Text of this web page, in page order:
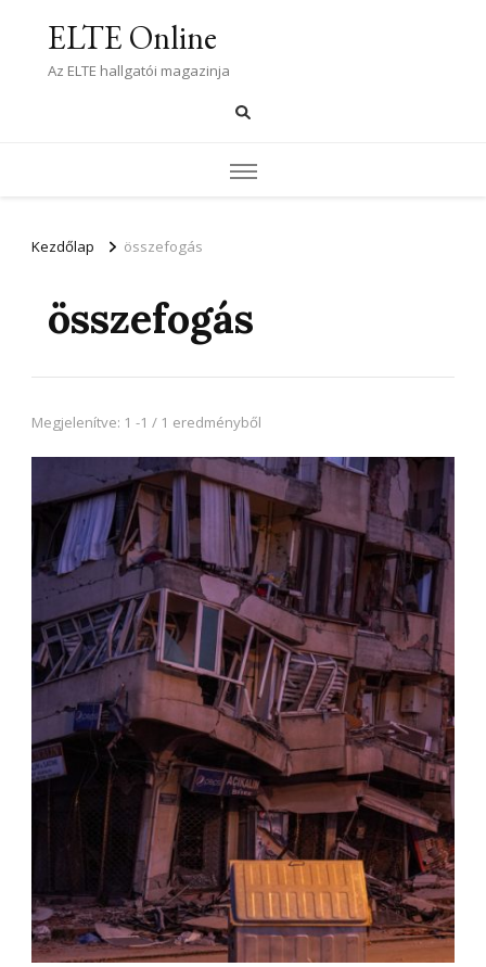
ELTE Online
Az ELTE hallgatói magazinja
Kezdőlap összefogás
összefogás
Megjelenítve: 1 -1 / 1 eredményből